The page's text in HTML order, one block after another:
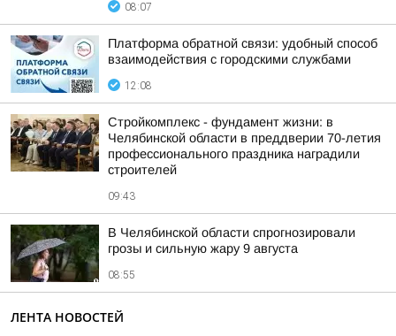
08:07
Платформа обратной связи: удобный способ
взаимодействия с городскими службами
12:08
Стройкомплекс - фундамент жизни: в
Челябинской области в преддверии 70-летия
профессионального праздника наградили
строителей
09:43
В Челябинской области спрогнозировали
грозы и сильную жару 9 августа
08:55
ЛЕНТА НОВОСТЕЙ